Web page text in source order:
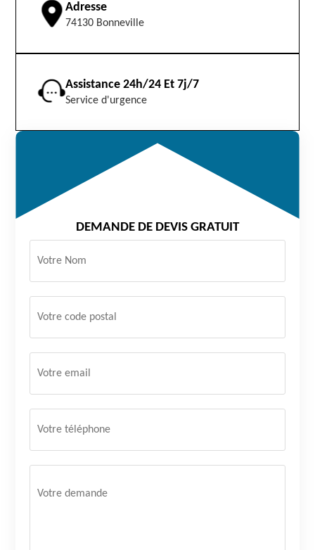
Adresse
74130 Bonneville
Assistance 24h/24 Et 7j/7
Service d'urgence
DEMANDE DE DEVIS GRATUIT